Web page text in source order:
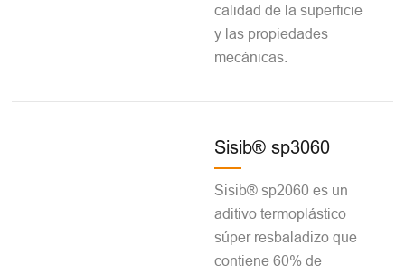
calidad de la superficie
y las propiedades
mecánicas.
Sisib® sp3060
Sisib® sp2060 es un
aditivo termoplástico
súper resbaladizo que
contiene 60% de